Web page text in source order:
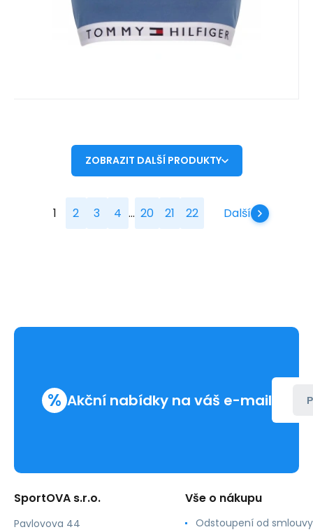
ZOBRAZIT DALŠÍ PRODUKTY
1 2 3 4 ... 20 21 22 Další
% Akční nabídky na váš e-mail
SportOVA s.r.o.
Pavlovova 44
Vše o nákupu
Odstoupení od smlouvy